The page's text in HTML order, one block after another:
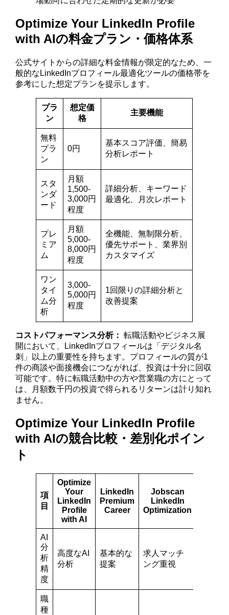
Optimize Your LinkedIn Profile
with AIの料金プラン・価格体系
公式サイトからの詳細な料金情報が限定的なため、一
般的なLinkedInプロフィール最適化ツールの価格帯を
参考にした想定プランを提示します。
プラ
ン
想定価
格
主要機能
無料
プラ
ン
0円
基本スコア評価、簡易
分析レポート
スタ
ンダ
ード
月額
1,500-
3,000円
程度
詳細分析、キーワード
最適化、月次レポート
プレ
ミア
ム
月額
5,000-
8,000円
程度
全機能、無制限分析、
優先サポート、業界別
カスタマイズ
ワン
タイ
ム分
析
3,000-
5,000円
程度
1回限りの詳細分析と
改善提案
コストパフォーマンス分析： 転職活動やビジネス展
開において、LinkedInプロフィールは「デジタル名
刺」以上の重要性を持ちます。プロフィールの質が1
件の商談や面接機会につながれば、投資は十分に回収
可能です。特に転職活動中の方や営業職の方にとって
は、月額数千円の投資で得られるリターンは計り知れ
ません。
Optimize Your LinkedIn Profile
with AIの競合比較・差別化ポイン
ト
項
目
Optimize
Your
LinkedIn
Profile
with AI
LinkedIn
Premium
Career
Jobscan
LinkedIn
Optimization
AI
分
析
精
度
高度なAI
分析
基本的な
提案
求人マッチ
ング重視
職
種